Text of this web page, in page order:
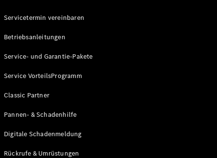
Assistenz oder
Sicherheit oder
Sicherheitssysteme
Antriebsstrang
Elektroauto
Förderungen
Multimediasystem
Air Updates
Konzeptfahrzeuge
Servicetermin vereinbaren
Betriebsanleitungen
Service- und Garantie-Pakete
Service VorteilsProgramm
Classic Partner
Pannen- & Schadenhilfe
Digitale Schadenmeldung
Rückrufe & Umrüstungen